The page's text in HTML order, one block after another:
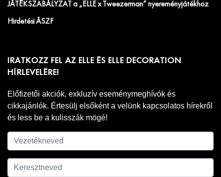
JÁTÉKSZABÁLYZAT a „ELLE x Tweezerman” nyereményjátékhoz
Hirdetési ÁSZF
IRATKOZZ FEL AZ ELLE ÉS ELLE DECORATION
HÍRLEVELÉRE!
Előfizetői akciók, exkluzív eseménymeghívók és
cikkajánlók. Értesülj elsőként a velünk kapcsolatos hírekről
és less be a kulisszák mögé!